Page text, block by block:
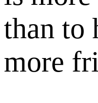
than to
more